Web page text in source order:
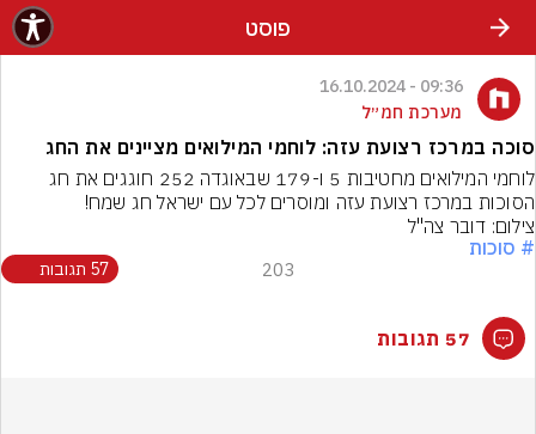
פוסט
09:36 - 16.10.2024
מערכת חמ״ל
סוכה במרכז רצועת עזה: לוחמי המילואים מציינים את החג
הסוכות במרכז רצועת עזה ומוסרים לכל עם ישראל חג שמח!
צילום: דובר צה"ל
# סוכות
203 57 תגובות
57 תגובות